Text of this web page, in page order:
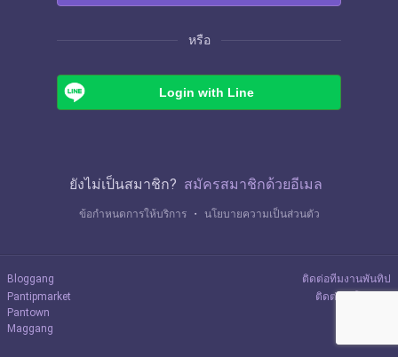
หรือ
Login with Line
ยังไม่เป็นสมาชิก? สมัครสมาชิกด้วยอีเมล
ข้อกำหนดการให้บริการ ・ นโยบายความเป็นส่วนตัว
Bloggang
Pantipmarket
Pantown
Maggang
ติดต่อทีมงานพันทิป
ติดต่อลงโฆษณา